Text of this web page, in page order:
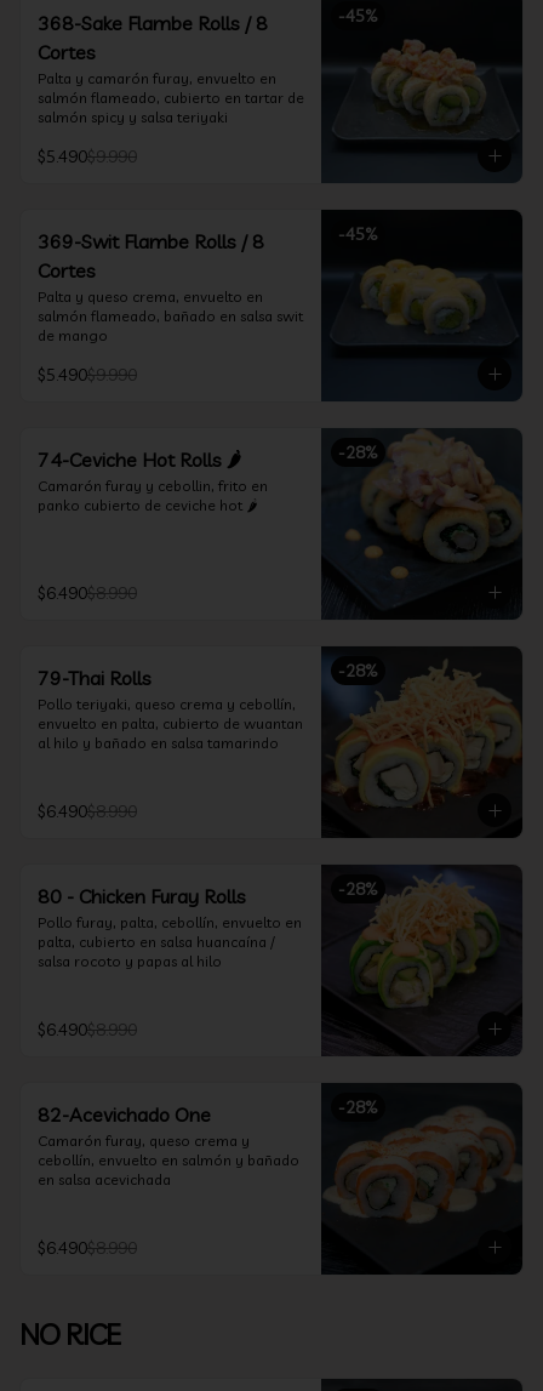
-45%
368-Sake Flambe Rolls / 8
Cortes
Palta y camarón furay, envuelto en
salmón flameado, cubierto en tartar de
salmón spicy y salsa teriyaki
$5.490$9.990
-45%
369-Swit Flambe Rolls / 8
Cortes
Palta y queso crema, envuelto en
salmón flameado, bañado en salsa swit
de mango
$5.490$9.990
-28%
74-Ceviche Hot Rolls 🌶️
Camarón furay y cebollin, frito en
panko cubierto de ceviche hot 🌶️
$6.490$8.990
-28%
79-Thai Rolls
Pollo teriyaki, queso crema y cebollín,
envuelto en palta, cubierto de wuantan
al hilo y bañado en salsa tamarindo
$6.490$8.990
-28%
80 - Chicken Furay Rolls
Pollo furay, palta, cebollín, envuelto en
palta, cubierto en salsa huancaína /
salsa rocoto y papas al hilo
$6.490$8.990
-28%
82-Acevichado One
Camarón furay, queso crema y
cebollín, envuelto en salmón y bañado
en salsa acevichada
$6.490$8.990
NO RICE